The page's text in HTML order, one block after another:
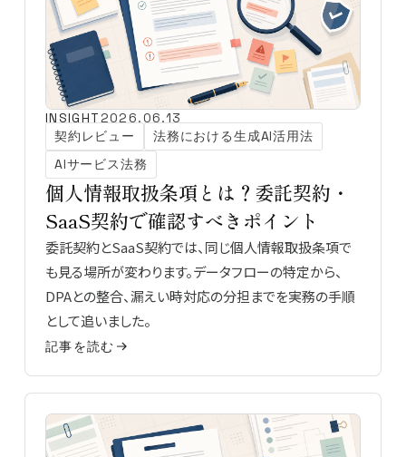
INSIGHT2026.06.13
契約レビュー
法務における生成AI活用法
AIサービス法務
個人情報取扱条項とは？委託契約・
SaaS契約で確認すべきポイント
委託契約とSaaS契約では、同じ個人情報取扱条項で
も見る場所が変わります。データフローの特定から、
DPAとの整合、漏えい時対応の分担までを実務の手順
として追いました。
記事を読む